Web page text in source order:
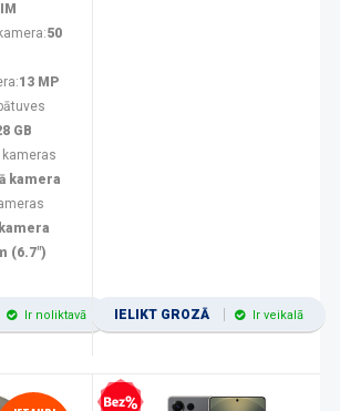
50
13 MP
GB
kamera
(6.7")
Ir noliktavā IELIKT GROZĀ Ir veikalā
Bezprocentu kredīts